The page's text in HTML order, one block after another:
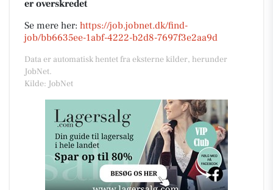
er overskredet
Se mere her: https://job.jobnet.dk/find-
job/bb6635ee-1abf-4222-b2d8-7697f3e2aa9d
Data er automatisk hentet fra eksterne kilder, herunder
JobNet.
Kilde: JobNet